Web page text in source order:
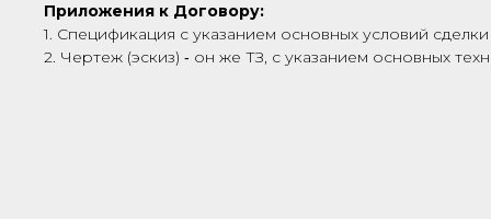
Приложения к Договору:
1. Спецификация с указанием основных условий
2. Чертеж (эскиз) ‑ он же ТЗ, с указанием основных